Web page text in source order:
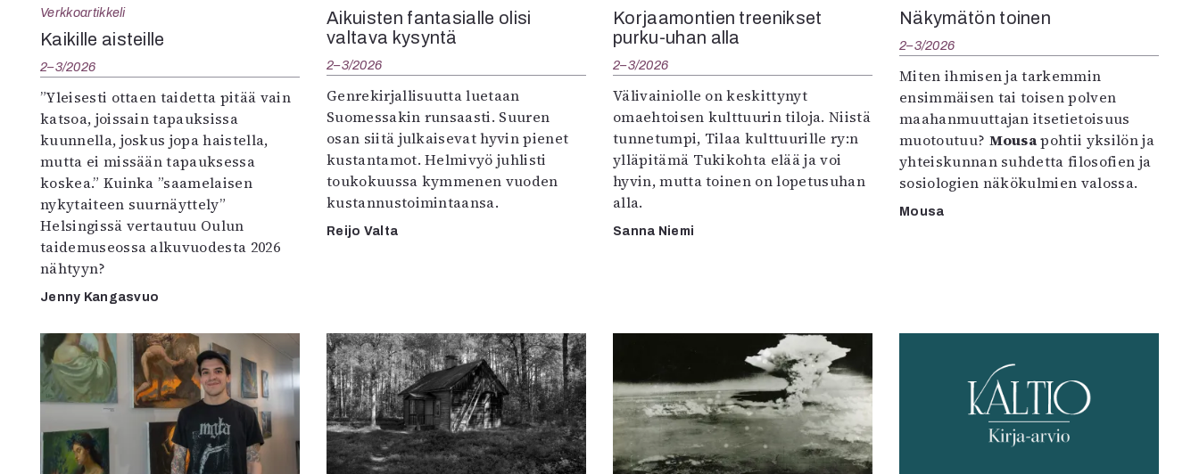
Verkkoartikkeli
Kaikille aisteille
2–3/2026
”Yleisesti ottaen taidetta pitää vain
katsoa, joissain tapauksissa
kuunnella, joskus jopa haistella,
mutta ei missään tapauksessa
koskea.” Kuinka ”saamelaisen
nykytaiteen suurnäyttely”
Helsingissä vertautuu Oulun
taidemuseossa alkuvuodesta 2026
nähtyyn?
Jenny Kangasvuo
Aikuisten fantasialle olisi
valtava kysyntä
2–3/2026
Genrekirjallisuutta luetaan
Suomessakin runsaasti. Suuren
osan siitä julkaisevat hyvin pienet
kustantamot. Helmivyö juhlisti
toukokuussa kymmenen vuoden
kustannustoimintaansa.
Reijo Valta
Korjaamontien treenikset
purku-uhan alla
2–3/2026
Välivainiolle on keskittynyt
omaehtoisen kulttuurin tiloja. Niistä
tunnetumpi, Tilaa kulttuurille ry:n
ylläpitämä Tukikohta elää ja voi
hyvin, mutta toinen on lopetusuhan
alla.
Sanna Niemi
Näkymätön toinen
2–3/2026
Miten ihmisen ja tarkemmin
ensimmäisen tai toisen polven
maahanmuuttajan itsetietoisuus
muotoutuu? Mousapohtii yksilön ja
yhteiskunnan suhdetta filosofien ja
sosiologien näkökulmien valossa.
Mousa